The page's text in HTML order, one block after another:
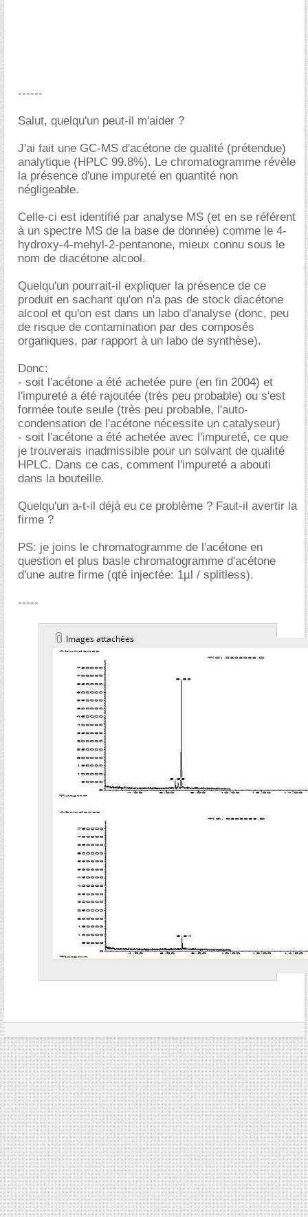
------
Salut, quelqu'un peut-il m'aider ?
J'ai fait une GC-MS d'acétone de qualité (prétendue)
analytique (HPLC 99.8%). Le chromatogramme révèle
la présence d'une impureté en quantité non
négligeable.
Celle-ci est identifié par analyse MS (et en se référent
à un spectre MS de la base de donnée) comme le 4-
hydroxy-4-mehyl-2-pentanone, mieux connu sous le
nom de diacétone alcool.
Quelqu'un pourrait-il expliquer la présence de ce
produit en sachant qu'on n'a pas de stock diacétone
alcool et qu'on est dans un labo d'analyse (donc, peu
de risque de contamination par des composés
organiques, par rapport à un labo de synthèse).
Donc:
- soit l'acétone a été achetée pure (en fin 2004) et
l'impureté a été rajoutée (très peu probable) ou s'est
formée toute seule (très peu probable, l'auto-
condensation de l'acétone nécessite un catalyseur)
- soit l'acétone a été achetée avec l'impureté, ce que
je trouverais inadmissible pour un solvant de qualité
HPLC. Dans ce cas, comment l'impureté a abouti
dans la bouteille.
Quelqu'un a-t-il déjà eu ce problème ? Faut-il avertir la
firme ?
PS: je joins le chromatogramme de l'acétone en
question et plus basle chromatogramme d'acétone
d'une autre firme (qté injectée: 1µl / splitless).
-----
Images attachées